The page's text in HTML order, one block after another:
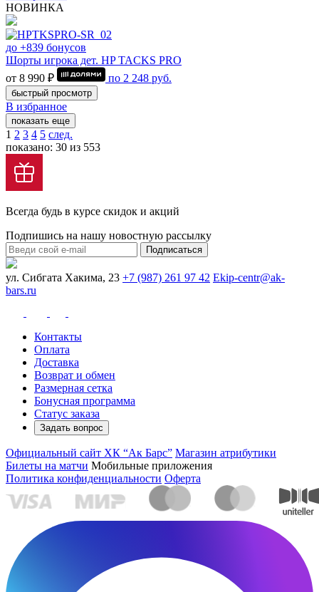
НОВИНКА
до +839 бонусов
Шорты игрока дет. HP TACKS PRO
от 8 990 ₽
по 2 248 руб.
быстрый просмотр
В избранное
показать еще
1 2 3 4 5 след.
показано: 30 из 553
Всегда будь в курсе скидок и акций
Подпишись на нашу новостную рассылку
Подписаться
ул. Сибгата Хакима, 23 +7 (987) 261 97 42 Ekip-centr@ak-
bars.ru
Контакты
Оплата
Доставка
Возврат и обмен
Размерная сетка
Бонусная программа
Статус заказа
Задать вопрос
Официальный сайт ХК “Ак Барс” Магазин атрибутики
Билеты на матчи Мобильные приложения
Политика конфиденциальности Оферта